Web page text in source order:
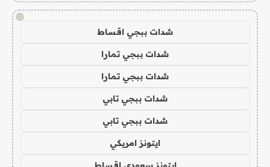
!
شدات ببجي اقساط
شدات ببجي تمارا
شدات ببجي تمارا
شدات ببجي تابي
شدات ببجي تابي
ايتونز امريكي